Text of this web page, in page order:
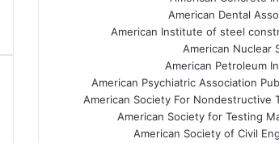
American Dental
American Institute of steel
American Nuclear
American Petroleum
American Psychiatric Association
American Society For Nondestructive
American Society for Testing
American Society of Civil